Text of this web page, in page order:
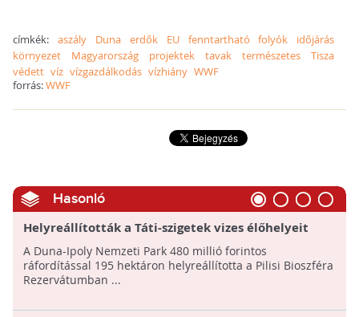
címkék:aszály Duna erdők EU fenntartható folyók
időjárás
környezet
Magyarország projektek tavak természetes
Tisza
védett víz vízgazdálkodás vízhiány WWF
forrás:WWF
Hasonló
Helyreállították a Táti-szigetek vizes élőhelyeit
A Duna-Ipoly Nemzeti Park 480 millió forintos
ráfordítással 195 hektáron helyreállította a Pilisi Bioszféra
Rezervátumban ...